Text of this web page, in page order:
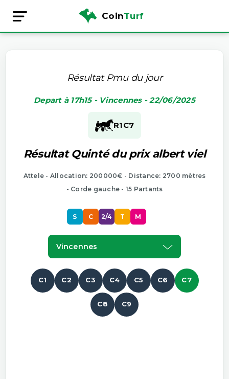
CoinTurf
Résultat Pmu du jour
Depart à 17h15 - Vincennes - 22/06/2025
R1C7
Résultat Quinté du prix albert viel
Attele - Allocation: 200000€ - Distance: 2700 mètres
- Corde gauche - 15 Partants
S C 2/4 T M
Vincennes
C1 C2 C3 C4 C5 C6 C7
C8 C9